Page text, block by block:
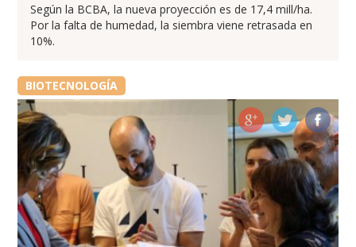
Según la BCBA, la nueva proyección es de 17,4 mill/ha.
Por la falta de humedad, la siembra viene retrasada en
10%.
BIOTECNOLOGÍA